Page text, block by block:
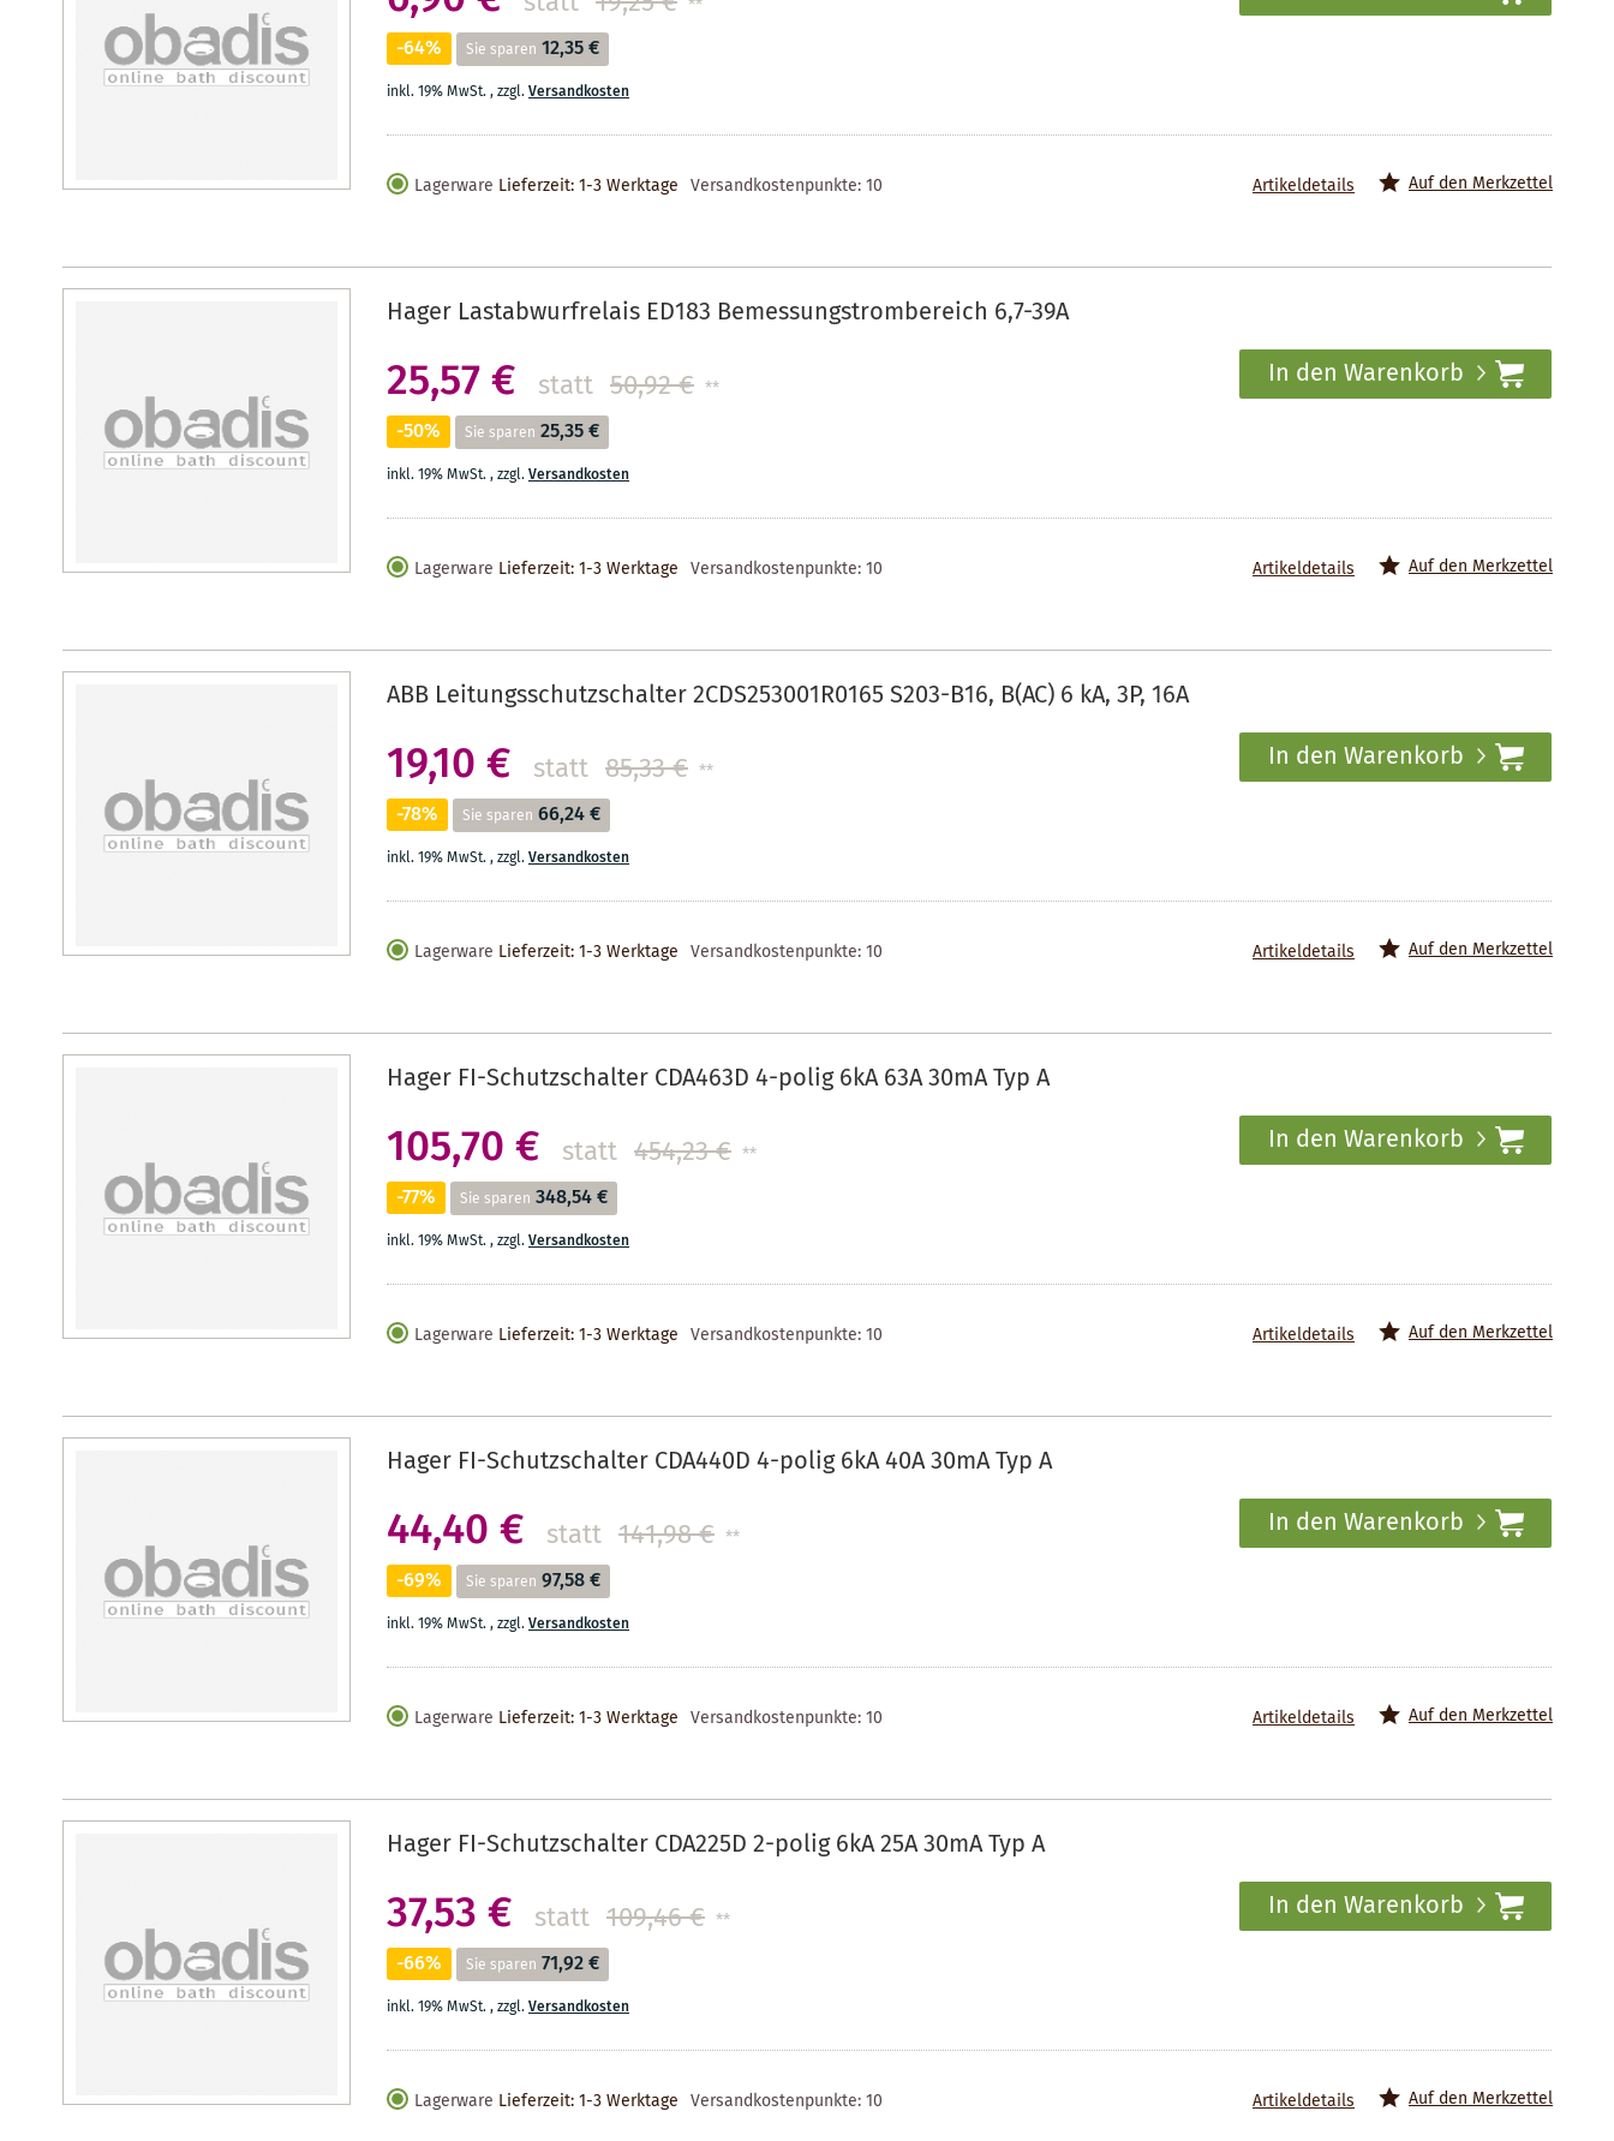
**
-64% Sie sparen 12,35 €
inkl. 19% MwSt.,zzgl.Versandkosten
Lagerware Lieferzeit: 1-3 Werktage Versandkostenpunkte:10 Auf den Merkzettel
Artikeldetails
Hager Lastabwurfrelais ED183 Bemessungstrombereich 6,7-39A
25,57 € statt 50,92 € **
-50% Sie sparen 25,35 €
inkl. 19% MwSt.,zzgl.Versandkosten
In den Warenkorb
Lagerware Lieferzeit: 1-3 Werktage Versandkostenpunkte:10 Auf den Merkzettel
Artikeldetails
ABB Leitungsschutzschalter 2CDS253001R0165 S203-B16, B(AC) 6 kA, 3P, 16A
19,10 € statt 85,33 € **
-78% Sie sparen 66,24 €
inkl. 19% MwSt.,zzgl.Versandkosten
In den Warenkorb
Lagerware Lieferzeit: 1-3 Werktage Versandkostenpunkte:10 Auf den Merkzettel
Artikeldetails
Hager FI-Schutzschalter CDA463D 4-polig 6kA 63A 30mA Typ A
105,70 € statt 454,23 € **
-77% Sie sparen 348,54 €
inkl. 19% MwSt.,zzgl.Versandkosten
In den Warenkorb
Lagerware Lieferzeit: 1-3 Werktage Versandkostenpunkte:10 Auf den Merkzettel
Artikeldetails
Hager FI-Schutzschalter CDA440D 4-polig 6kA 40A 30mA Typ A
44,40 € statt 141,98 € **
-69% Sie sparen 97,58 €
inkl. 19% MwSt.,zzgl.Versandkosten
In den Warenkorb
Lagerware Lieferzeit: 1-3 Werktage Versandkostenpunkte:10 Auf den Merkzettel
Artikeldetails
Hager FI-Schutzschalter CDA225D 2-polig 6kA 25A 30mA Typ A
37,53 € statt 109,46 € **
-66% Sie sparen 71,92 €
inkl. 19% MwSt.,zzgl.Versandkosten
In den Warenkorb
Lagerware Lieferzeit: 1-3 Werktage Versandkostenpunkte:10 Auf den Merkzettel
Artikeldetails